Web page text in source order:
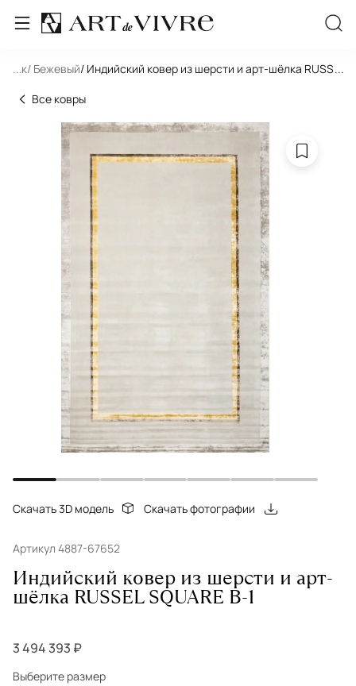
... / Бежевый/ Индийский ковер из шерсти и арт-шёлка RUSSEL...
Все ковры
Скачать 3D модель Скачать фотографии
Артикул 4887-67652
Индийский ковер из шерсти и арт-
шёлка RUSSEL SQUARE B-1
3 494 393 ₽
Выберите размер